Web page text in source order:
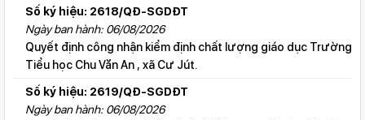
Số ký hiệu: 2618/QĐ-SGDĐT
Ngày ban hành: 06/08/2026
Quyết định công nhận kiểm định chất lượng giáo dục Trường
Tiểu học Chu Văn An , xã Cư Jút.
Số ký hiệu: 2619/QĐ-SGDĐT
Ngày ban hành: 06/08/2026